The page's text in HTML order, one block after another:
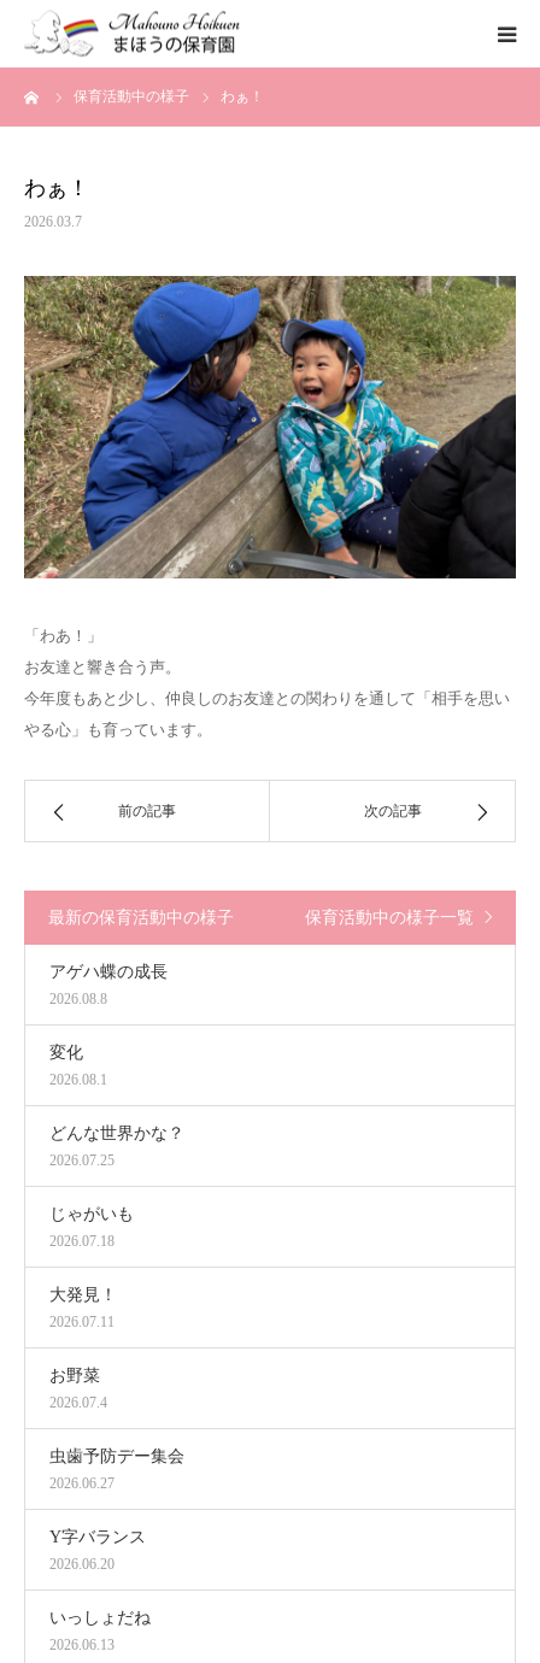
保育活動中の様子 わぁ！
わぁ！
2026.03.7
「わあ！」
お友達と響き合う声。
今年度もあと少し、仲良しのお友達との関わりを通して「相手を思い
やる心」も育っています。
前の記事 次の記事
最新の保育活動中の様子 保育活動中の様子一覧
アゲハ蝶の成長
2026.08.8
変化
2026.08.1
どんな世界かな？
2026.07.25
じゃがいも
2026.07.18
大発見！
2026.07.11
お野菜
2026.07.4
虫歯予防デー集会
2026.06.27
Y字バランス
2026.06.20
いっしょだね
2026.06.13
まほうの保育園の想い
一時保育について